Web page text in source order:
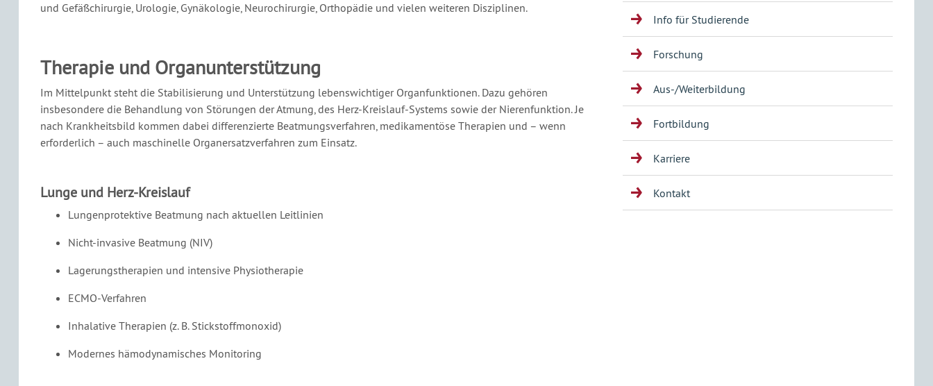
und Gefäßchirurgie, Urologie, Gynäkologie, Neurochirurgie, Orthopädie und vielen weiteren Disziplinen.
Therapie und Organunterstützung
Im Mittelpunkt steht die Stabilisierung und Unterstützung lebenswichtiger Organfunktionen. Dazu gehören
insbesondere die Behandlung von Störungen der Atmung, des Herz-Kreislauf-Systems sowie der Nierenfunktion. Je
nach Krankheitsbild kommen dabei differenzierte Beatmungsverfahren, medikamentöse Therapien und – wenn
erforderlich – auch maschinelle Organersatzverfahren zum Einsatz.
Lunge und Herz-Kreislauf
Lungenprotektive Beatmung nach aktuellen Leitlinien
Nicht-invasive Beatmung (NIV)
Lagerungstherapien und intensive Physiotherapie
ECMO-Verfahren
Inhalative Therapien (z. B. Stickstoffmonoxid)
Modernes hämodynamisches Monitoring
Info für Studierende
Forschung
Aus-/Weiterbildung
Fortbildung
Karriere
Kontakt